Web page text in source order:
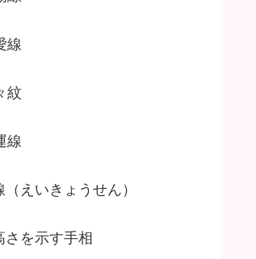
線
紋
線
（えいきょうせん）
さを示す手相